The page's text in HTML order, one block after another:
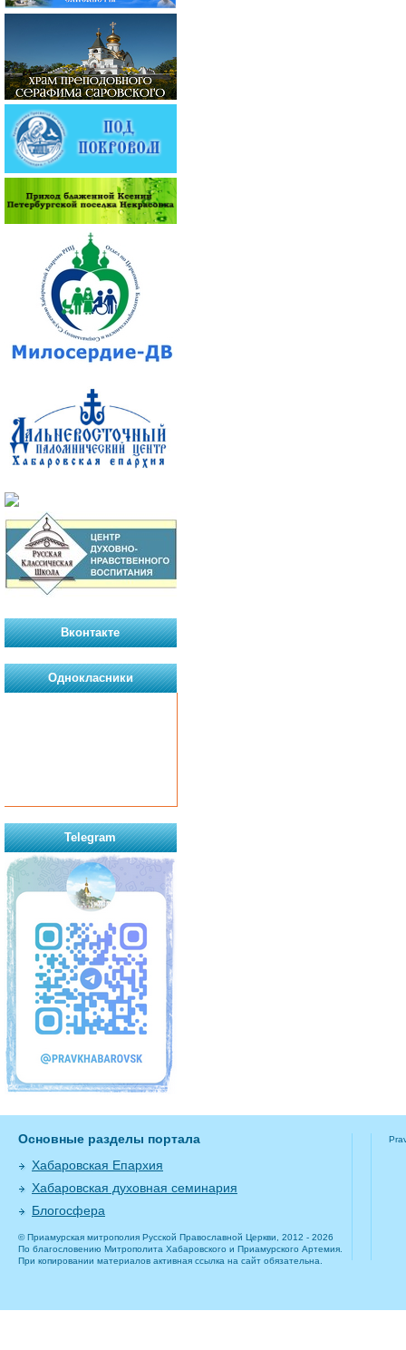
Вконтакте
Однокласники
Telegram
Основные разделы портала
Хабаровская Епархия
Хабаровская духовная семинария
Блогосфера
© Приамурская митрополия Русской Православной Церкви, 2012 - 2026
По благословению Митрополита Хабаровского и Приамурского Артемия.
При копировании материалов активная ссылка на сайт обязательна.